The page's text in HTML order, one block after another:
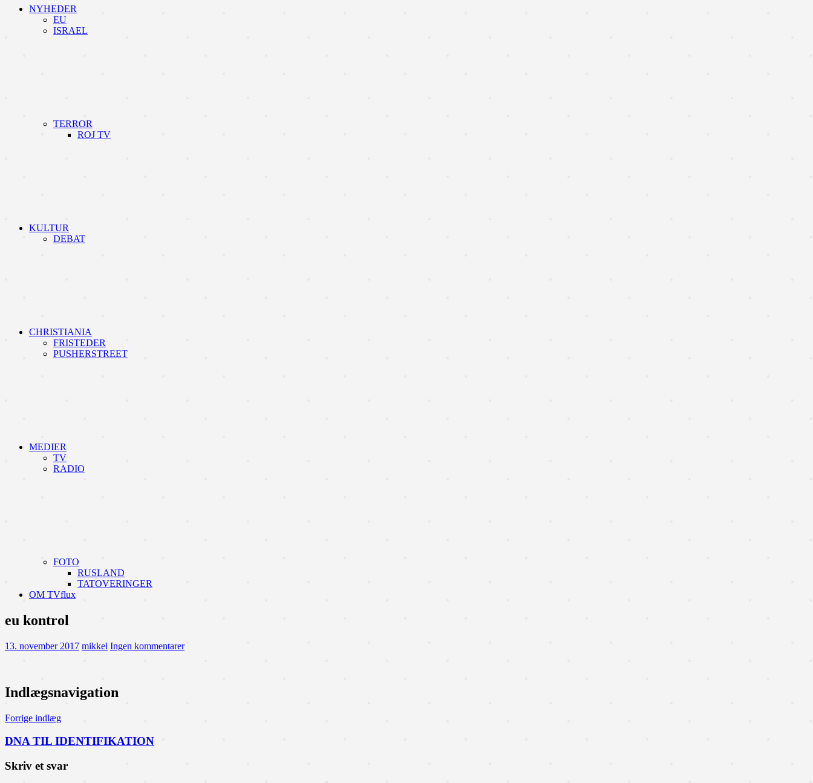
NYHEDER
EU
ISRAEL
TERROR
ROJ TV
KULTUR
DEBAT
CHRISTIANIA
FRISTEDER
PUSHERSTREET
MEDIER
TV
RADIO
FOTO
RUSLAND
TATOVERINGER
OM TVflux
eu kontrol
13. november 2017 mikkel Ingen kommentarer
Indlægsnavigation
Forrige indlæg
DNA TIL IDENTIFIKATION
Skriv et svar